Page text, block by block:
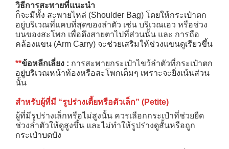
วิธีการสะพายที่แนะนำ
ก็จะมีทั้ง สะพายไหล่ (Shoulder Bag) โดยให้กระเป๋าตก
อยู่บริเวณที่แคบที่สุดของลำตัว เช่น บริเวณเอว หรือช่วง
บนของสะโพก เพื่อดึงสายตาไปที่ส่วนนั้น และ การถือ
คล้องแขน (Arm Carry) จะช่วยเสริมให้ช่วงแขนดูเรียวขึ้น
**ข้อหลีกเลี่ยง : การสะพายกระเป๋าไขว้ลำตัวที่กระเป๋าตก
อยู่บริเวณหน้าท้องหรือสะโพกเต็มๆ เพราะจะยิ่งเน้นส่วน
นั้น
สำหรับผู้ที่มี “รูปร่างเตี้ยหรือตัวเล็ก” (Petite)
ผู้ที่มีรูปร่างเล็กหรือไม่สูงนั้น ควรเลือกกระเป๋าที่ช่วยยืด
ช่วงลำตัวให้ดูสูงขึ้น และไม่ทำให้รูปร่างดูสั้นหรือถูก
กระเป๋าบดบัง